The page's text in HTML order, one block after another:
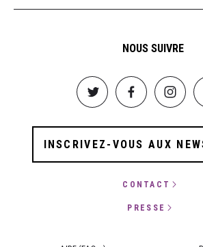
NOUS SUIVRE
Image Image Image
INSCRIVEZ-VOUS AUX
CONTACT
PRESSE